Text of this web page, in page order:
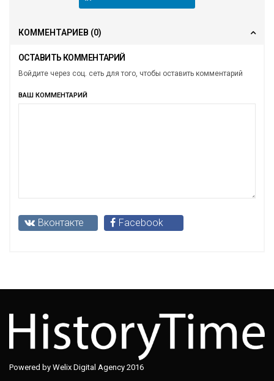
КОММЕНТАРИЕВ (0)
ОСТАВИТЬ КОММЕНТАРИЙ
Войдите через соц. сеть для того, чтобы оставить комментарий
ВАШ КОММЕНТАРИЙ
Вконтакте Facebook
Powered by Welix Digital Agency 2016